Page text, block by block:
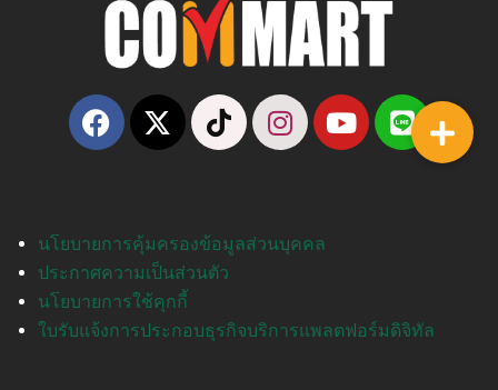
นโยบายการคุ้มครองข้อมูลส่วนบุคคล
ประกาศความเป็นส่วนตัว
นโยบายการใช้คุกกี้
ใบรับแจ้งการประกอบธุรกิจบริการแพลตฟอร์มดิจิทัล